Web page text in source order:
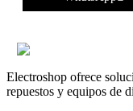
Electroshop ofrece
repuestos y equipos de